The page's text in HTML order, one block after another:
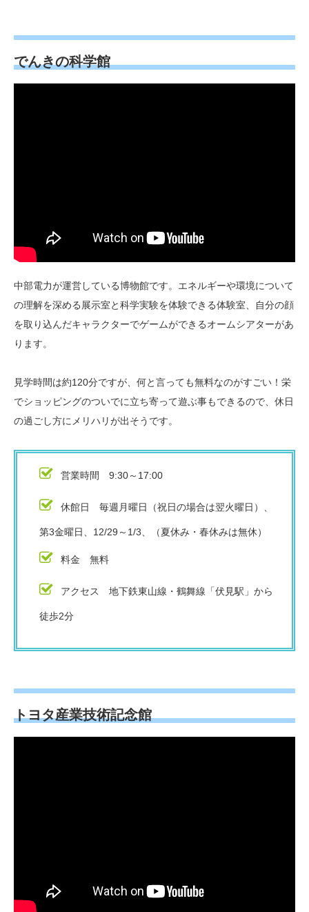
でんきの科学館
中部電力が運営している博物館です。エネルギーや環境について
の理解を深める展示室と科学実験を体験できる体験室、自分の顔
を取り込んだキャラクターでゲームができるオームシアターがあ
ります。
見学時間は約120分ですが、何と言っても無料なのがすごい！栄
でショッピングのついでに立ち寄って遊ぶ事もできるので、休日
の過ごし方にメリハリが出そうです。
営業時間 9:30～17:00
休館日 毎週月曜日（祝日の場合は翌火曜日）、
第3金曜日、12/29～1/3、（夏休み・春休みは無休）
料金 無料
アクセス 地下鉄東山線・鶴舞線「伏見駅」から
徒歩2分
トヨタ産業技術記念館